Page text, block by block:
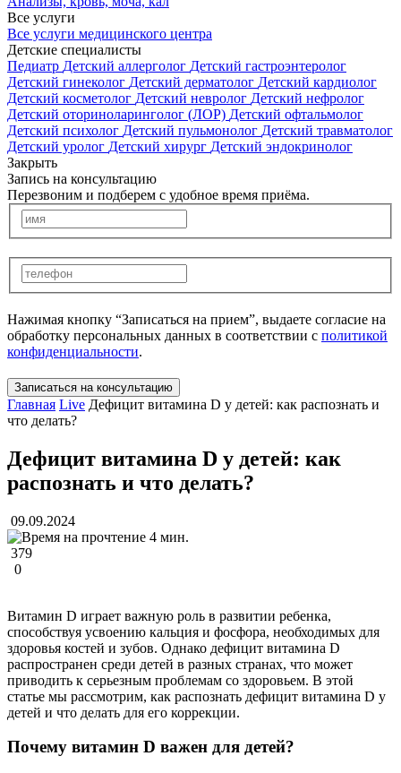
Все услуги
Все услуги медицинского центра
Детские специалисты
Педиатр Детский аллерголог Детский гастроэнтеролог
Детский гинеколог Детский дерматолог Детский кардиолог
Детский косметолог Детский невролог Детский нефролог
Детский оториноларинголог (ЛОР) Детский офтальмолог
Детский психолог Детский пульмонолог Детский травматолог
Детский уролог Детский хирург Детский эндокринолог
Закрыть
Запись на консультацию
Перезвоним и подберем с удобное время приёма.
Нажимая кнопку “Записаться на прием”, выдаете согласие на
обработку персональных данных в соответствии с политикой
конфиденциальности.
Записаться на консультацию
Главная Live Дефицит витамина D у детей: как распознать и
что делать?
Дефицит витамина D у детей: как
распознать и что делать?
09.09.2024
4 мин.
379
0
Витамин D играет важную роль в развитии ребенка,
способствуя усвоению кальция и фосфора, необходимых для
здоровья костей и зубов. Однако дефицит витамина D
распространен среди детей в разных странах, что может
приводить к серьезным проблемам со здоровьем. В этой
статье мы рассмотрим, как распознать дефицит витамина D у
детей и что делать для его коррекции.
Почему витамин D важен для детей?